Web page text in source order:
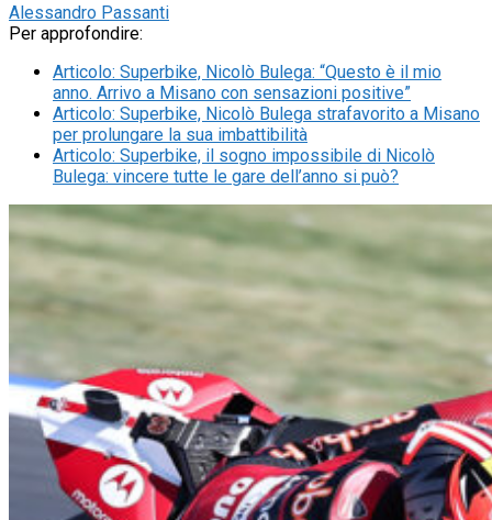
Alessandro Passanti
Per approfondire:
Articolo: Superbike, Nicolò Bulega: “Questo è il mio
anno. Arrivo a Misano con sensazioni positive”
Articolo: Superbike, Nicolò Bulega strafavorito a Misano
per prolungare la sua imbattibilità
Articolo: Superbike, il sogno impossibile di Nicolò
Bulega: vincere tutte le gare dell’anno si può?